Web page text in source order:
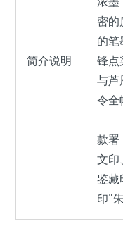
简介说明
密的
的笔
锋点
与芦
令全
款署
文印
鉴藏
印”